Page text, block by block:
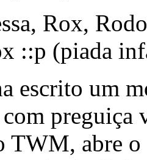
Rox,
::p (piada
escrito um
preguiça
TWM, abre